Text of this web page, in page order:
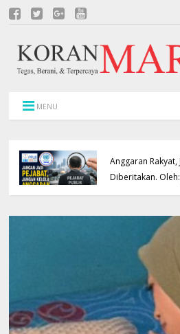
MENU
Anggaran Rakyat,
Diberitakan. Oleh: